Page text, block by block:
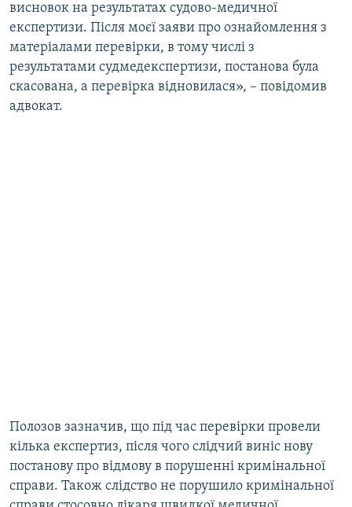
висновок на результатах судово-медичної
експертизи. Після моєї заяви про ознайомлення з
матеріалами перевірки, в тому числі з
результатами судмедекспертизи, постанова була
скасована, а перевірка відновилася», – повідомив
адвокат.
Полозов зазначив, що під час перевірки провели
кілька експертиз, після чого слідчий виніс нову
постанову про відмову в порушенні кримінальної
справи. Також слідство не порушило кримінальної